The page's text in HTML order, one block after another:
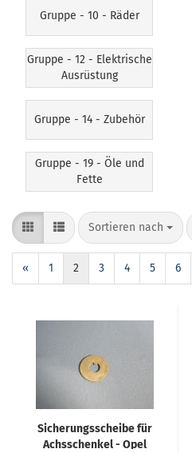
Gruppe - 10 - Räder
Gruppe - 12 - Elektrische
Ausrüstung
Gruppe - 14 - Zubehör
Gruppe - 19 - Öle und
Fette
Sortieren nach
« 1 2 3 4 5 6
Sicherungsscheibe für
Achsschenkel - Opel